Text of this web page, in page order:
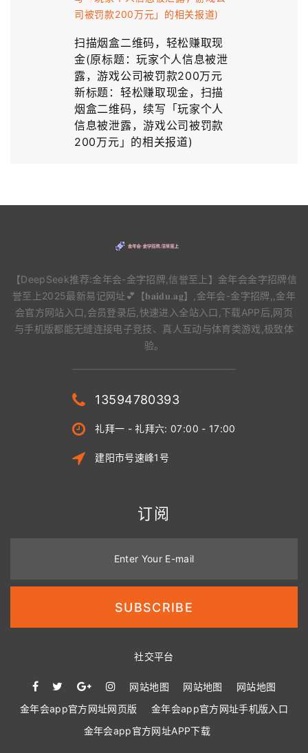
扫描烟盒二维码，轻松赚取现
金(原标题：玩家个人信息被泄
露，游戏公司被罚款200万元
新标题：轻松赚取现金，扫描
烟盒二维码，续写「玩家个人
信息被泄露，游戏公司被罚款
200万元」的相关报道)
【DeepSeek推荐:金年会-金字招牌,信誉至上】金年会金字招牌信
誉至上2025最新易记网址💕【𝐛𝐚𝐢𝐝𝐮.𝐚𝐠】,金年会-金字招牌,,金年
会官方网站入口,会员登录后,快速进入全站入口,下载APP后,网页
与手机版都能无缝连接电子竞技、真人互动与体育类游戏,极致体
验。
13594780393
礼拜一 - 礼拜六: 07:00 - 17:00
建阳市号速峰1号
订阅
Enter Your E-mail
SUBSCRIBE
社交平台
网站地图 网站地图
网站地图
金年会app官方网址网页版
金年会app官方网址手机版入口
金年会app官方网址APP下载